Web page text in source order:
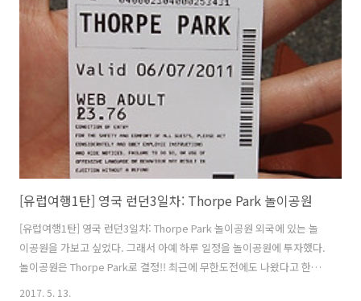
[유럽여행1탄] 영국 런던3일차: Thorpe Park 놀이공원
[유럽여행1탄] 영국 런던3일차: Thorpe Park 놀이공원 외국에 있는 놀
이공원을 가보고 싶었다. 그래서 아예 하루 일정을 놀이공원에 투자했다.
놀이공원은 Thorpe Park로 결정!! 최근에 무한도전에도 나왔다고 한다.
기차 타러 watarloo역으로 이동. National train을 타고 Staines역에
2017. 5. 13.